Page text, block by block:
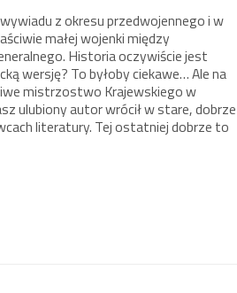
z okresu przedwojennego i w
małej wojenki między
Historia oczywiście jest
wersję? To byłoby ciekawe… Ale na
mistrzostwo Krajewskiego w
ulubiony autor wrócił w stare, dobrze
literatury. Tej ostatniej dobrze to